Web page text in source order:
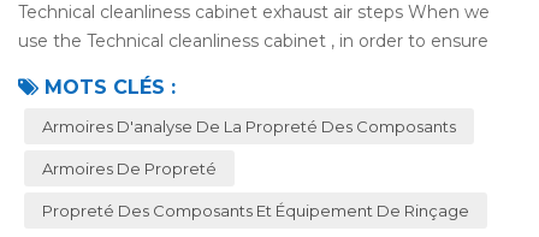
Technical cleanliness cabinet exhaust air steps When we
use the Technical cleanliness cabinet , in order to ensure
the operator, we need to pay ...
MOTS CLÉS :
Armoires D'analyse De La Propreté Des Composants
Armoires De Propreté
Propreté Des Composants Et Équipement De Rinçage